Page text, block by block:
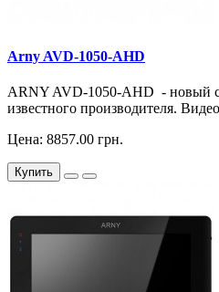
Arny AVD-1050-AHD
ARNY AVD-1050-AHD - новый
известного производителя.
Цена: 8857.00 грн.
Купить